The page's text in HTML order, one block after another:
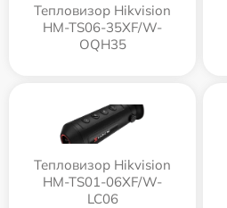
Тепловизор Hikvision
HM-TS06-35XF/W-
OQH35
Тепловизор Hikvision
HM-TS01-06XF/W-
LC06